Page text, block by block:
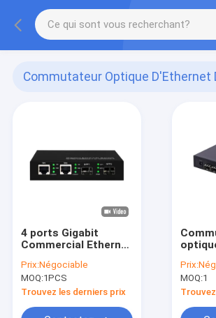
Commutateur Optique D'Ethernet
4 ports Gigabit
Commercial Ethernet
optique non gérée
DC5V
Prix:Négociable
MOQ:1PCS
Trouvez les derniers prix
fentes
10/
Prix:
MOQ:1